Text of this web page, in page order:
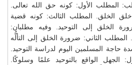
المطلب الأول: كونه حق الله تعالى.
الخلق. المطلب الثالث: كونه قضية
الخلق إلى التوحيد. وفيه مطلبان:
المطلب الثاني: ضرورة الخلق إلى التألُّه
حاجة المسلمين اليوم لدراسة التوحيد.
الجهل الواقع بالتوحيد علمًا وسلوكًا.